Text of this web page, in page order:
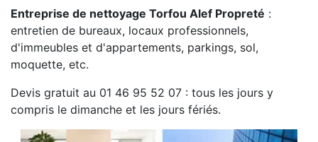
Entreprise de nettoyage Torfou Alef Propreté :
entretien de bureaux, locaux professionnels,
d'immeubles et d'appartements, parkings, sol,
moquette, etc.
Devis gratuit au 01 46 95 52 07 : tous les jours y
compris le dimanche et les jours fériés.